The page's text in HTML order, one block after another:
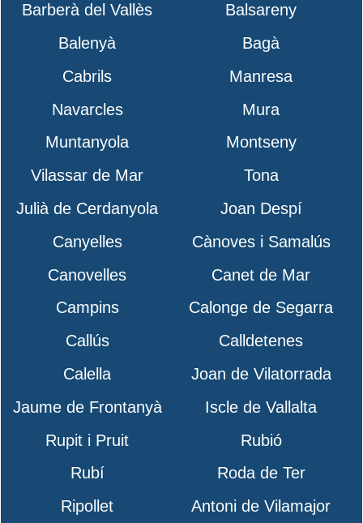
Barberà del Vallès
Balsareny
Balenyà
Bagà
Cabrils
Manresa
Navarcles
Mura
Muntanyola
Montseny
Vilassar de Mar
Tona
Julià de Cerdanyola
Joan Despí
Canyelles
Cànoves i Samalús
Canovelles
Canet de Mar
Campins
Calonge de Segarra
Callús
Calldetenes
Calella
Joan de Vilatorrada
Jaume de Frontanyà
Iscle de Vallalta
Rupit i Pruit
Rubió
Rubí
Roda de Ter
Ripollet
Antoni de Vilamajor